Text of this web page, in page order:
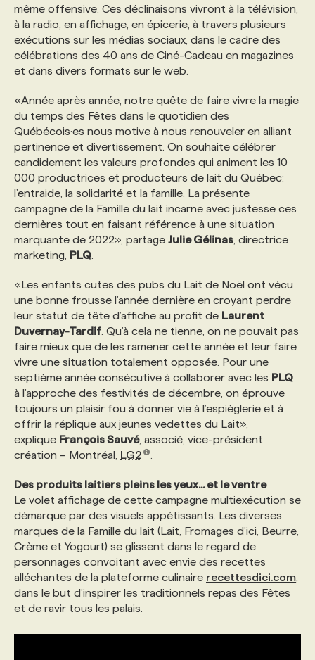
PROGRAMMES DE SUBVENTIONS
FAQ
ANNONCEZ AVEC NOUS
même offensive. Ces déclinaisons vivront à la télévision,
à la radio, en affichage, en épicerie, à travers plusieurs
exécutions sur les médias sociaux, dans le cadre des
célébrations des 40 ans de Ciné-Cadeau en magazines
et dans divers formats sur le web.
«Année après année, notre quête de faire vivre la magie
du temps des Fêtes dans le quotidien des
Québécois·es nous motive à nous renouveler en alliant
pertinence et divertissement. On souhaite célébrer
candidement les valeurs profondes qui animent les 10
000 productrices et producteurs de lait du Québec:
l’entraide, la solidarité et la famille. La présente
campagne de la Famille du lait incarne avec justesse ces
dernières tout en faisant référence à une situation
marquante de 2022», partage Julie Gélinas , directrice
marketing, PLQ
«Les enfants cutes des pubs du Lait de Noël ont vécu
une bonne frousse l’année dernière en croyant perdre
leur statut de tête d’affiche au profit de Laurent
Duvernay-Tardif . Qu’à cela ne tienne, on ne pouvait pas
faire mieux que de les ramener cette année et leur faire
vivre une situation totalement opposée. Pour une
septième année consécutive à collaborer avec les PLQ
à l’approche des festivités de décembre, on éprouve
toujours un plaisir fou à donner vie à l’espièglerie et à
offrir la réplique aux jeunes vedettes du Lait»,
explique François Sauvé, associé, vice-président
création – Montréal, LG2
Des produits laitiers pleins les yeux... et le ventre
Le volet affichage de cette campagne multiexécution se
démarque par des visuels appétissants. Les diverses
marques de la Famille du lait (Lait, Fromages d’ici, Beurre,
Crème et Yogourt) se glissent dans le regard de
personnages convoitant avec envie des recettes
alléchantes de la plateforme culinaire recettesdici.com
dans le but d’inspirer les traditionnels repas des Fêtes
et de ravir tous les palais.